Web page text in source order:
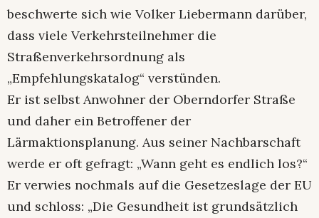
beschwerte sich wie Volker Liebermann darüber,
dass viele Verkehrsteilnehmer die
Straßenverkehrsordnung als
„Empfehlungskatalog“ verstünden.
Er ist selbst Anwohner der Oberndorfer Straße
und daher ein Betroffener der
Lärmaktionsplanung. Aus seiner Nachbarschaft
werde er oft gefragt: „Wann geht es endlich los?“
Er verwies nochmals auf die Gesetzeslage der EU
und schloss: „Die Gesundheit ist grundsätzlich